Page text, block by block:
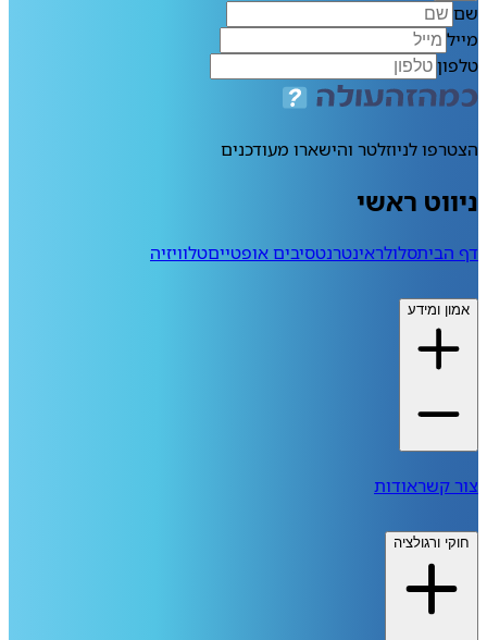
שם
מייל
טלפון
הצטרפו לניוזלטר והישארו מעודכנים
ניווט ראשי
דף הביתסלולראינטרנטסיבים אופטייםטלוויזיה
אמון ומידע
צור קשראודות
חוקי ורגולציה